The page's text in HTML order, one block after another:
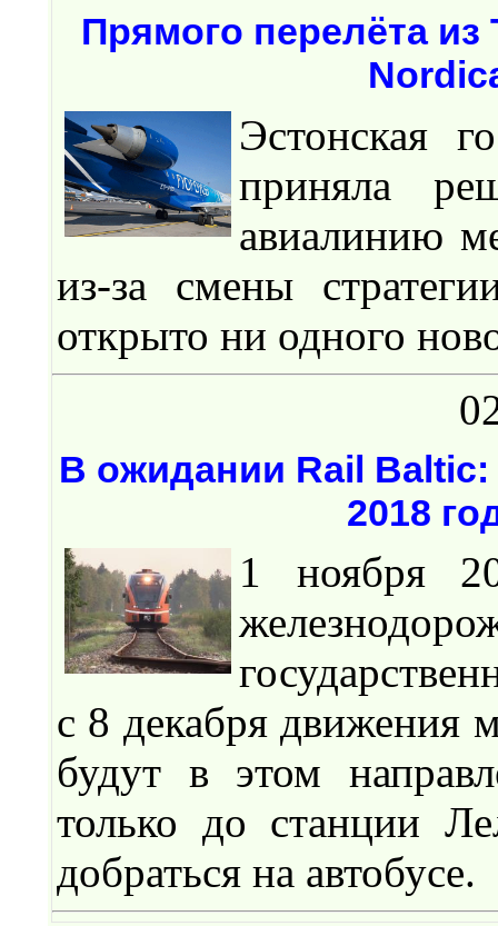
Прямого перелёта
Эстонская
приняла
авиалинию
из-за смены
открыто ни одного
В ожидании Rail Baltic:
2018
1 ноября
с 8 декабря движения
будут в этом
только до станции
добраться на автобусе.